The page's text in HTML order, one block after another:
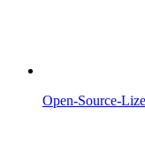
Open-Source-